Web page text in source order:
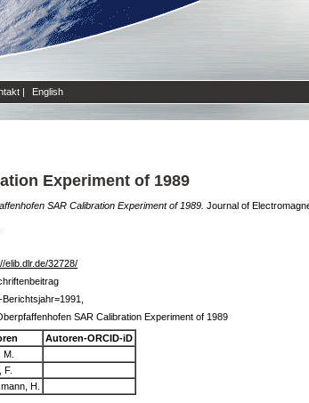
| English
Experiment of 1989
SAR Calibration Experiment of 1989. Journal of
elib.dlr.de/32728/
SAR Calibration Experiment of 1989
Autoren-ORCID-iD
M.
F.
H.